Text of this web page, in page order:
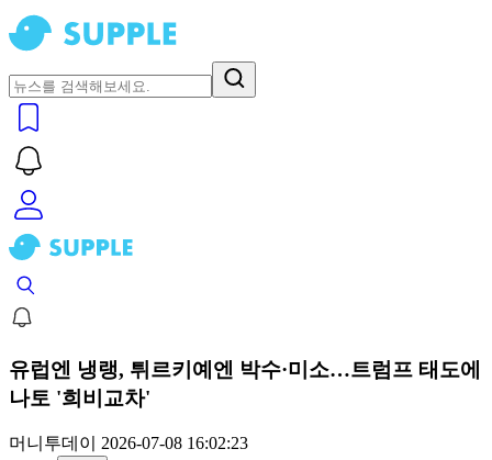
유럽엔 냉랭, 튀르키예엔 박수·미소…트럼프 태도에
나토 '희비교차'
머니투데이 2026-07-08 16:02:23